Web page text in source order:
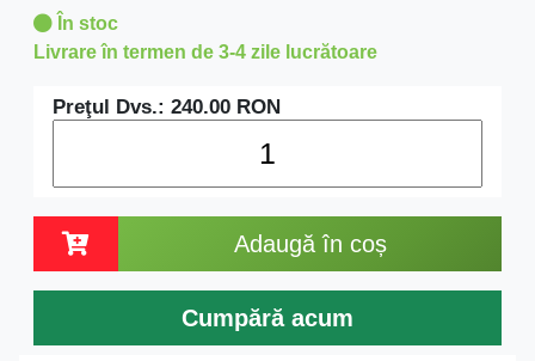
În stoc
Livrare în termen de 3-4 zile lucrătoare
Preţul Dvs.: 240.00 RON
Adaugă în coș
Cumpără acum